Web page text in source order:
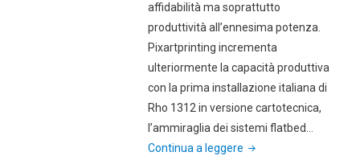
affidabilità ma soprattutto
produttività all’ennesima potenza.
Pixartprinting incrementa
ulteriormente la capacità produttiva
con la prima installazione italiana di
Rho 1312 in versione cartotecnica,
l’ammiraglia dei sistemi flatbed…
Continua a leggere "Prestazioni